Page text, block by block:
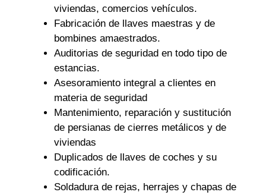
viviendas, comercios vehículos.
Fabricación de llaves maestras y de
bombines amaestrados.
Auditorias de seguridad en todo tipo de
estancias.
Asesoramiento integral a clientes en
materia de seguridad
Mantenimiento, reparación y sustitución
de persianas de cierres metálicos y de
viviendas
Duplicados de llaves de coches y su
codificación.
Soldadura de rejas, herrajes y chapas de